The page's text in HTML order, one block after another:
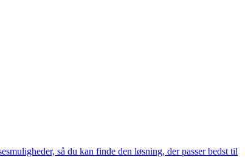
så du kan finde den løsning, der passer bedst til